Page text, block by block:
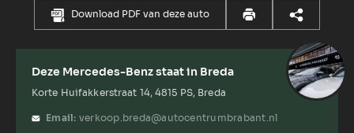
Download PDF van deze auto
Deze Mercedes-Benz staat in Breda
Korte Huifakkerstraat 14, 4815 PS, Breda
Email: verkoop.breda@autocentrumbrabant.nl